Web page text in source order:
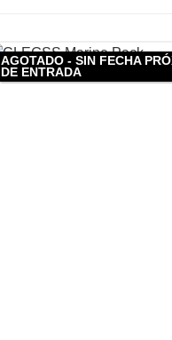
AGOTADO - SIN FECHA
DE ENTRADA